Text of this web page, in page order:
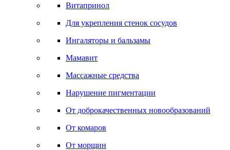
Витапринол
Для укрепления стенок сосудов
Ингаляторы и бальзамы
Мамавит
Массажные средства
Нарушение пигментации
От доброкачественных новообразований
От комаров
От морщин